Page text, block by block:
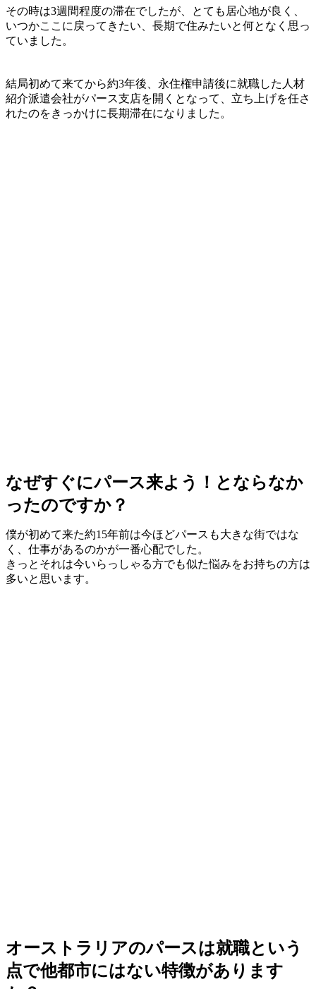
その時は3週間程度の滞在でしたが、とても居心地が良く、
いつかここに戻ってきたい、長期で住みたいと何となく思っ
ていました。
結局初めて来てから約3年後、永住権申請後に就職した人材
紹介派遣会社がパース支店を開くとなって、立ち上げを任さ
れたのをきっかけに長期滞在になりました。
なぜすぐにパース来よう！とならなか
ったのですか？
僕が初めて来た約15年前は今ほどパースも大きな街ではな
く、 仕事があるのかが一番心配でした。
きっとそれは今いらっしゃる方でも似た悩みをお持ちの方は
多いと思います。
オーストラリアのパースは就職という
点で他都市にはない特徴があります